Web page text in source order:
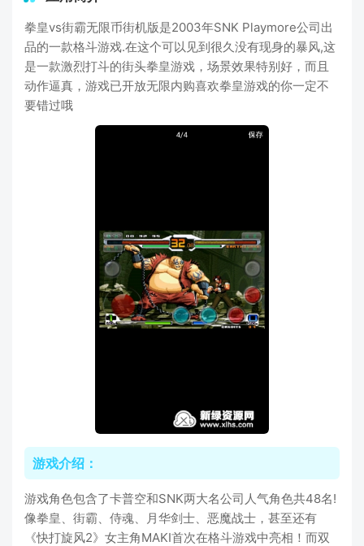
拳皇vs街霸无限币街机版是2003年SNK Playmore公司出
品的一款格斗游戏.在这个可以见到很久没有现身的暴风,这
是一款激烈打斗的街头拳皇游戏，场景效果特别好，而且
动作逼真，游戏已开放无限内购喜欢拳皇游戏的你一定不
要错过哦
游戏介绍：
游戏角色包含了卡普空和SNK两大名公司人气角色共48名!
像拳皇、街霸、侍魂、月华剑士、恶魔战士，甚至还有
《快打旋风2》女主角MAKI首次在格斗游戏中亮相！而双